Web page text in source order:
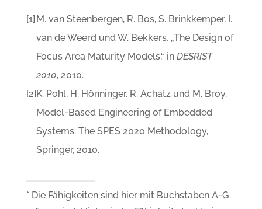
[1] M. van Steenbergen, R. Bos, S. Brinkkemper, I.
van de Weerd und W. Bekkers, „The Design of
Focus Area Maturity Models,“ in DESRIST
2010, 2010.
[2]K. Pohl, H. Hönninger, R. Achatz und M. Broy,
Model-Based Engineering of Embedded
Systems. The SPES 2020 Methodology,
Springer, 2010.
* Die Fähigkeiten sind hier mit Buchstaben A-G